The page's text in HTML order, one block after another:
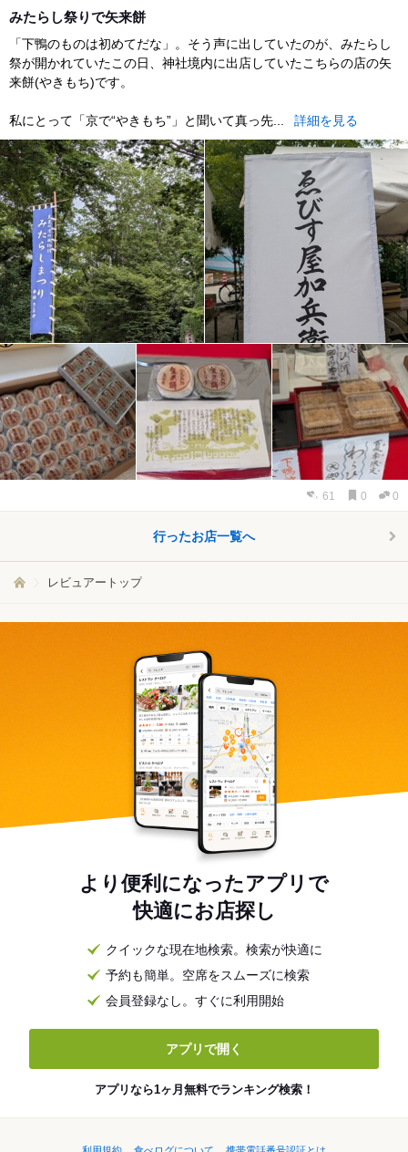
みたらし祭りで矢来餅
「下鴨のものは初めてだな」。そう声に出していたのが、みたらし
祭が開かれていたこの日、神社境内に出店していたこちらの店の矢
来餅(やきもち)です。
私にとって「京で“やきもち”」と聞いて真っ先... 詳細を見る
61 0 0
行ったお店一覧へ
レビュアートップ
より便利になったアプリで
快適にお店探し
クイックな現在地検索。検索が快適に
予約も簡単。空席をスムーズに検索
会員登録なし。すぐに利用開始
アプリで開く
アプリなら1ヶ月無料でランキング検索！